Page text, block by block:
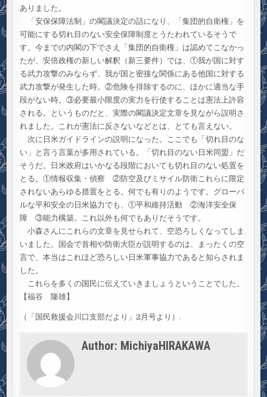
ありました。
「安保保障法制」の閣議決定の話になり、「集団的自衛権」を
可能にする切れ目のない安全保障制度とうたわれているそうで
す。今までの内閣の下でさえ「集団的自衛権」は認めてこなかっ
たが、安倍政権の新しい解釈（新三要件）では、①我が国に対す
る武力攻撃のみならず、我が国と密接な関係にある他国に対する
武力攻撃が発生した時。②危険を排除するのに、ほかに適当な手
段がない時。③必要最小限度の実力を行使することは憲法上許容
される。というものだと、実際の閣議決定文章を見ながら説明さ
れました。これが憲法に反さないなどとは、とても言えない。
次に日米ガイドラインの説明になった。ここでも「切れ目のな
い」と言う言葉が多用されている。「切れ目のない日米同盟」だ
そうだ。日米政府はいかなる段階においても切れ目のない処置を
とる。①情報収集・偵察 ②防空及びミサイル防衛これらに限定
されないあらゆる措置をとる。何でも有りのようです。グローバ
ルな平和安全の日米協力でも、①平和維持活動 ②海洋安全保
障 ③能力構築。これ以外も何でもありだそうです。
小森さんにこれらの文章を見せられて、空恐ろしくなってしま
いました。国会で首相や防衛大臣が説明するのは、まったくの空
言で、本当はこれほど恐ろしい日米軍事協力であると知らされま
した。
これらを多くの国民に伝えていきましょうということでした。
【福谷 隆雄】
（「国民救援会川口支部だより」2月号より）.
Author: MichiyaHIRAKAWA